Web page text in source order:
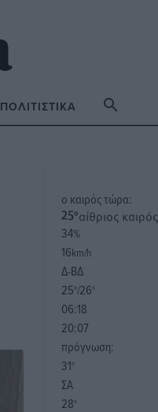
ΠΟΛΙΤΙΣΤΙΚΆ
o καιρός τώρα:
25°αίθριος καιρός
34%
16km/h
Δ-ΒΔ
25°/26°
06:18
20:07
πρόγνωση:
31°
ΣΑ
28°